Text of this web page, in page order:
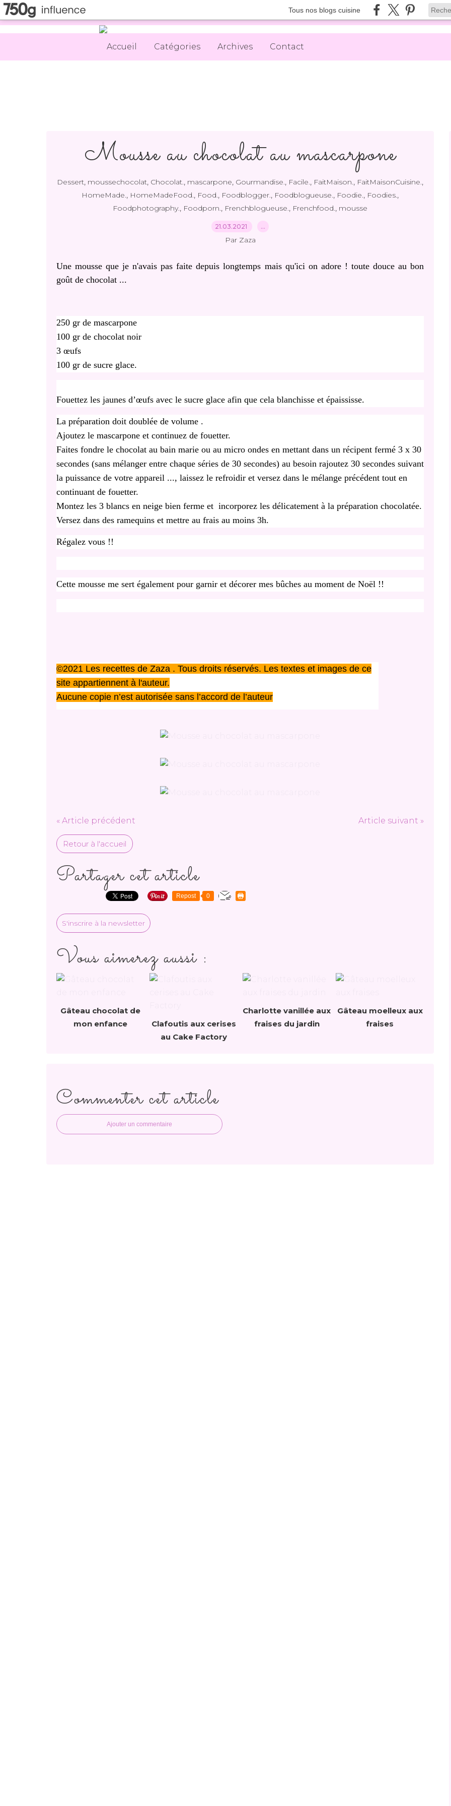
Tous nos blogs cuisine
Accueil Catégories Archives Contact
Mousse au chocolat au mascarpone
Dessert, moussechocolat, Chocolat., mascarpone, Gourmandise., Facile., FaitMaison., FaitMaisonCuisine.,
HomeMade., HomeMadeFood., Food., Foodblogger., Foodblogueuse., Foodie., Foodies.,
Foodphotography., Foodporn., Frenchblogueuse., Frenchfood., mousse
21.03.2021 …
Par Zaza
Une mousse que je n'avais pas faite depuis longtemps mais qu'ici on adore ! toute douce au bon
goût de chocolat ...
250 gr de mascarpone
100 gr de chocolat noir
3 œufs
100 gr de sucre glace.
Fouettez les jaunes d’œufs avec le sucre glace afin que cela blanchisse et épaississe.
La préparation doit doublée de volume .
Ajoutez le mascarpone et continuez de fouetter.
Faites fondre le chocolat au bain marie ou au micro ondes en mettant dans un récipent fermé 3 x 30
secondes (sans mélanger entre chaque séries de 30 secondes) au besoin rajoutez 30 secondes suivant
la puissance de votre appareil ..., laissez le refroidir et versez dans le mélange précédent tout en
continuant de fouetter.
Montez les 3 blancs en neige bien ferme et incorporez les délicatement à la préparation chocolatée.
Versez dans des ramequins et mettre au frais au moins 3h.
Régalez vous !!
Cette mousse me sert également pour garnir et décorer mes bûches au moment de Noël !!
©2021 Les recettes de Zaza . Tous droits réservés. Les textes et images de ce
site appartiennent à l'auteur.
Aucune copie n’est autorisée sans l’accord de l’auteur
« Article précédent Article suivant »
Retour à l'accueil
Partager cet article
Repost 0
S'inscrire à la newsletter
Vous aimerez aussi :
Gâteau chocolat de
mon enfance
Clafoutis aux cerises
au Cake Factory
Charlotte vanillée aux
fraises du jardin
Gâteau moelleux aux
fraises
Commenter cet article
Ajouter un commentaire